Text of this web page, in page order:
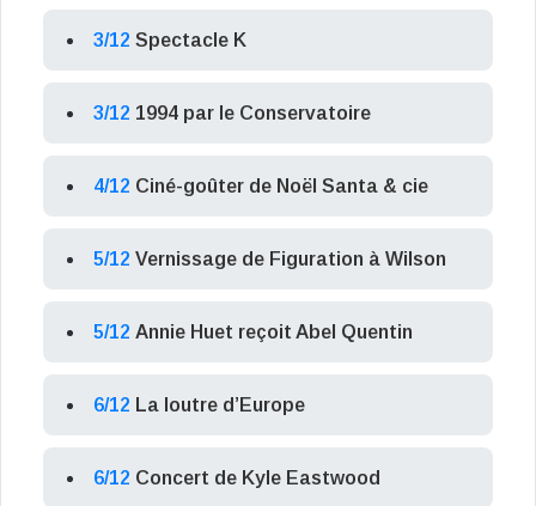
3/12 Spectacle K
3/12 1994 par le Conservatoire
4/12 Ciné-goûter de Noël Santa & cie
5/12 Vernissage de Figuration à Wilson
5/12 Annie Huet reçoit Abel Quentin
6/12 La loutre d’Europe
6/12 Concert de Kyle Eastwood